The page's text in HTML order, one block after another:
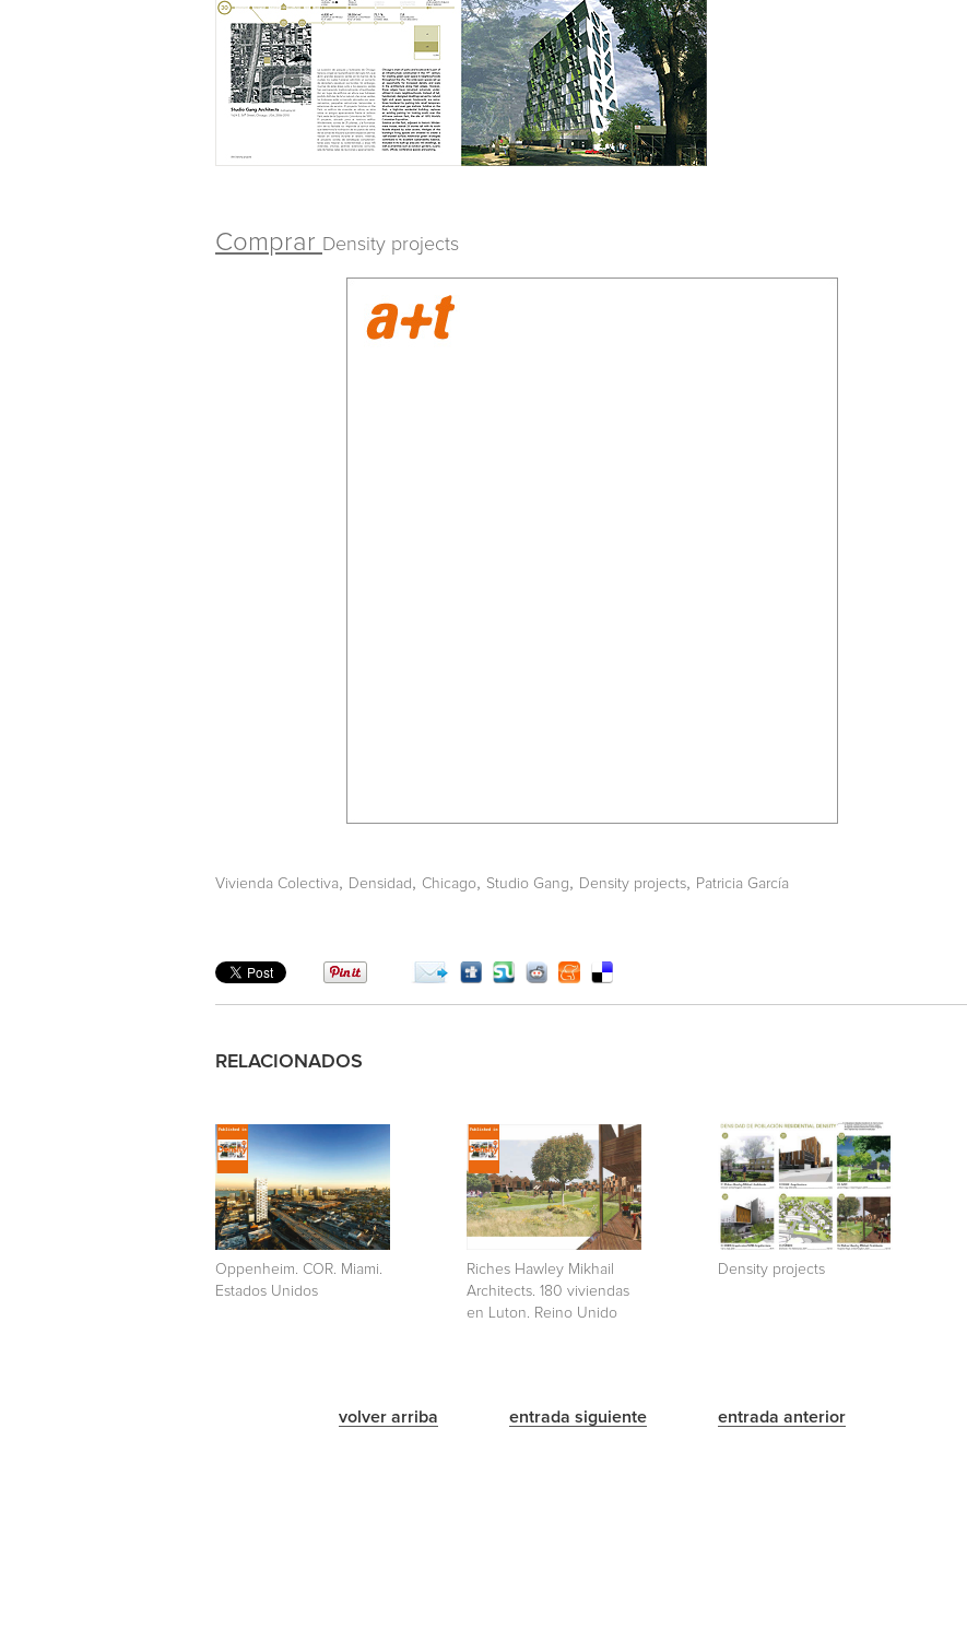
Comprar Density projects
Vivienda Colectiva, Densidad, Chicago, Studio Gang, Density projects, Patricia García
RELACIONADOS
Oppenheim. COR. Miami.
Estados Unidos
Riches Hawley Mikhail
Architects. 180 viviendas
en Luton. Reino Unido
Density projects
volver arriba entrada siguiente entrada anterior